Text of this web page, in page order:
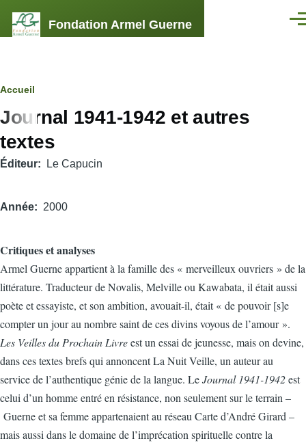
Fondation Armel Guerne
Fil
d'Ariane
Accueil
Journal 1941-1942 et autres
textes
Éditeur Le Capucin
Année 2000
Critiques et analyses
Armel Guerne appartient à la famille des « merveilleux ouvriers » de la
littérature. Traducteur de Novalis, Melville ou Kawabata, il était aussi
poète et essayiste, et son ambition, avouait-il, était « de pouvoir [s]e
compter un jour au nombre saint de ces divins voyous de l’amour ».
Les Veilles du Prochain Livreest un essai de jeunesse, mais on devine,
dans ces textes brefs qui annoncent La Nuit Veille, un auteur au
service de l’authentique génie de la langue. LeJournal 1941-1942est
celui d’un homme entré en résistance, non seulement sur le terrain –
Guerne et sa femme appartenaient au réseau Carte d’André Girard –
mais aussi dans le domaine de l’imprécation spirituelle contre la